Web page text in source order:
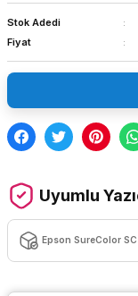
Stok Adedi
Fiyat
Uyumlu
Epson SureColor